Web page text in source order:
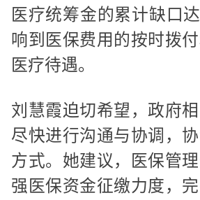
医疗统筹金的累计缺口
响到医保费用的按时拨
医疗待遇。
刘慧霞迫切希望，政府
尽快进行沟通与协调，
方式。她建议，医保管
强医保资金征缴力度，